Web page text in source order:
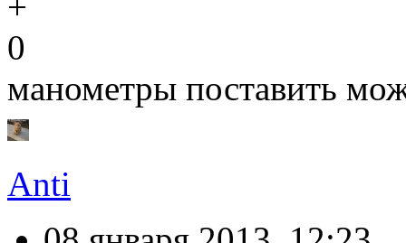
0
манометры поставить
Anti